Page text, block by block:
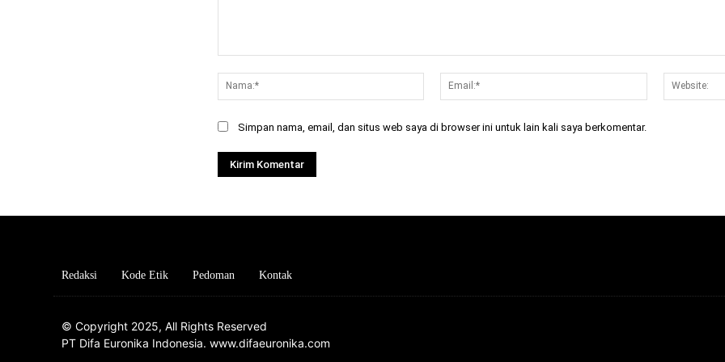
Nama:*
Email:*
Simpan nama, email, dan situs web saya di browser ini untuk lain kali saya berkomentar.
Redaksi Kode Etik Pedoman Kontak
© Copyright 2025, All Rights Reserved
PT Difa Euronika Indonesia. www.difaeuronika.com